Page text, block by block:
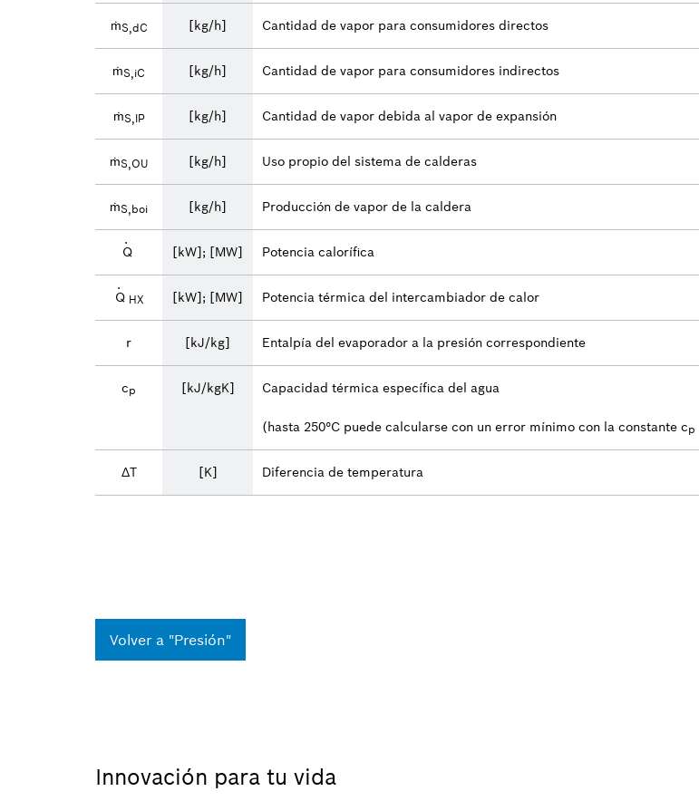
ṁS,dC [kg/h] Cantidad de vapor para consumidores directos
ṁS,iC [kg/h] Cantidad de vapor para consumidores indirectos
ṁS,lP [kg/h] Cantidad de vapor debida al vapor de expansión
ṁS,OU [kg/h] Uso propio del sistema de calderas
ṁS,boi [kg/h] Producción de vapor de la caldera
Q
·
[kW]; [MW] Potencia calorífica
Q
·
HX [kW]; [MW] Potencia térmica del intercambiador de calor
r [kJ/kg] Entalpía del evaporador a la presión correspondiente
cp [kJ/kgK] Capacidad térmica específica del agua
(hasta 250°C puede calcularse con un error mínimo con la constante cp
ΔT [K] Diferencia de temperatura
Volver a "Presión"
Innovación para tu vida